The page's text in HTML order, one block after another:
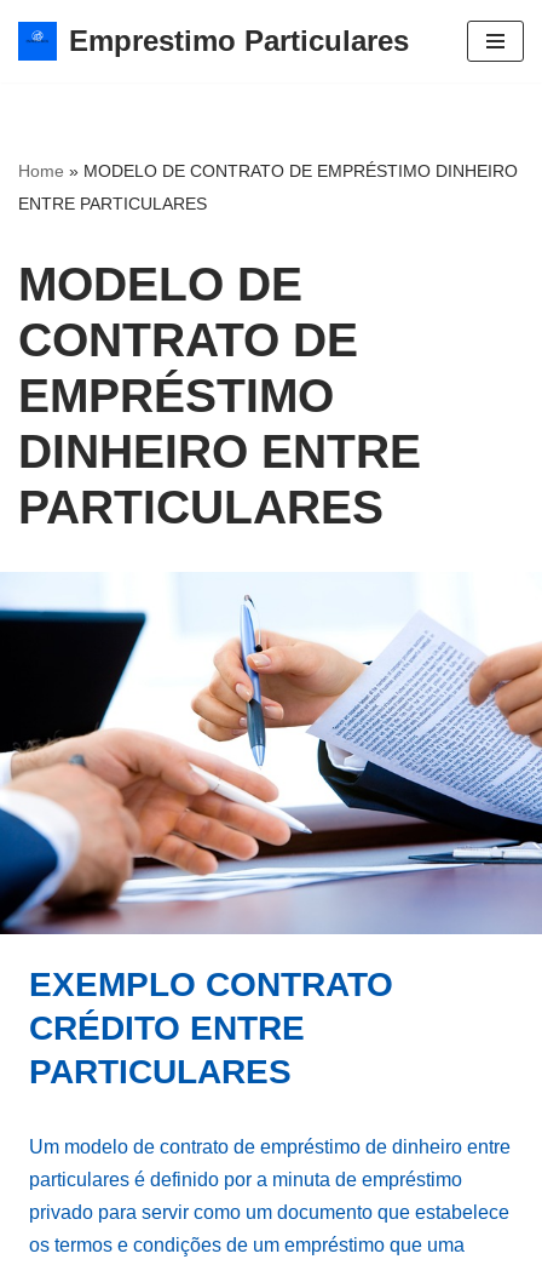
Avançar
conteúdo
Emprestimo Particulares
Home » MODELO DE CONTRATO DE EMPRÉSTIMO DINHEIRO
ENTRE PARTICULARES
MODELO DE
CONTRATO DE
EMPRÉSTIMO
DINHEIRO ENTRE
PARTICULARES
EXEMPLO CONTRATO
CRÉDITO ENTRE
PARTICULARES
Um modelo de contrato de empréstimo de dinheiro entre
particulares é definido por a minuta de empréstimo
privado para servir como um documento que estabelece
os termos e condições de um empréstimo que uma